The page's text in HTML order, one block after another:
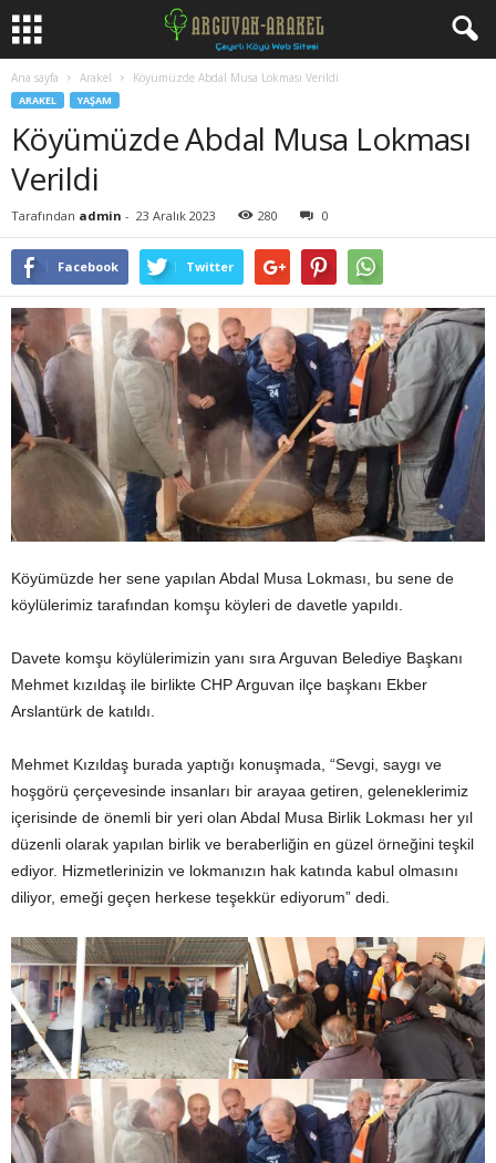
Ana sayfa Arakel Köyümüzde Abdal Musa Lokması Verildi
ARAKEL YAŞAM
Köyümüzde Abdal Musa Lokması
Verildi
Tarafından admin - 23 Aralık 2023 280 0
Facebook Twitter
Köyümüzde her sene yapılan Abdal Musa Lokması, bu sene de
köylülerimiz tarafından komşu köyleri de davetle yapıldı.
Davete komşu köylülerimizin yanı sıra Arguvan Belediye Başkanı
Mehmet kızıldaş ile birlikte CHP Arguvan ilçe başkanı Ekber
Arslantürk de katıldı.
Mehmet Kızıldaş burada yaptığı konuşmada, “Sevgi, saygı ve
hoşgörü çerçevesinde insanları bir arayaa getiren, geleneklerimiz
içerisinde de önemli bir yeri olan Abdal Musa Birlik Lokması her yıl
düzenli olarak yapılan birlik ve beraberliğin en güzel örneğini teşkil
ediyor. Hizmetlerinizin ve lokmanızın hak katında kabul olmasını
diliyor, emeği geçen herkese teşekkür ediyorum” dedi.